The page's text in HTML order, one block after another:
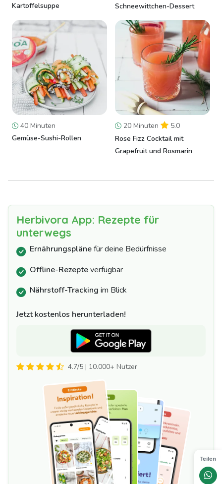
Teilen
Kartoffelsuppe
Schneewittchen-Dessert
40 Minuten
Gemüse-Sushi-Rollen
20 Minuten
5.0
Rose Fizz Cocktail mit
Grapefruit und Rosmarin
Herbivora App: Rezepte für
unterwegs
Ernährungsplänefür deine Bedürfnisse
Offline-Rezepteverfügbar
Nährstoff-Tracking im Blick
Jetzt kostenlos herunterladen!
4.7/5 | 10.000+ Nutzer